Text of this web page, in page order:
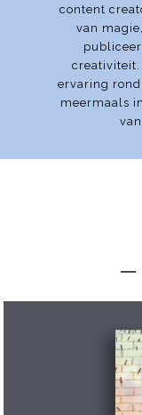
content
van
creativiteit.
ervaring
meermaals
─